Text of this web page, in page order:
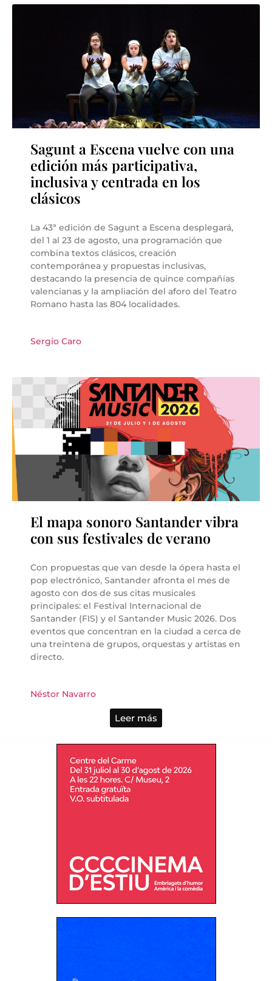
Sagunt a Escena vuelve con una
edición más participativa,
inclusiva y centrada en los
clásicos
La 43ª edición de Sagunt a Escena desplegará,
del 1 al 23 de agosto, una programación que
combina textos clásicos, creación
contemporánea y propuestas inclusivas,
destacando la presencia de quince compañías
valencianas y la ampliación del aforo del Teatro
Romano hasta las 804 localidades.
Sergio Caro
El mapa sonoro Santander vibra
con sus festivales de verano
Con propuestas que van desde la ópera hasta el
pop electrónico, Santander afronta el mes de
agosto con dos de sus citas musicales
principales: el Festival Internacional de
Santander (FIS) y el Santander Music 2026. Dos
eventos que concentran en la ciudad a cerca de
una treintena de grupos, orquestas y artistas en
directo.
Néstor Navarro
Leer más